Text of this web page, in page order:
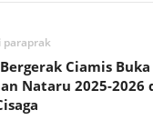
Ciamis Buka
Nataru 2025-2026